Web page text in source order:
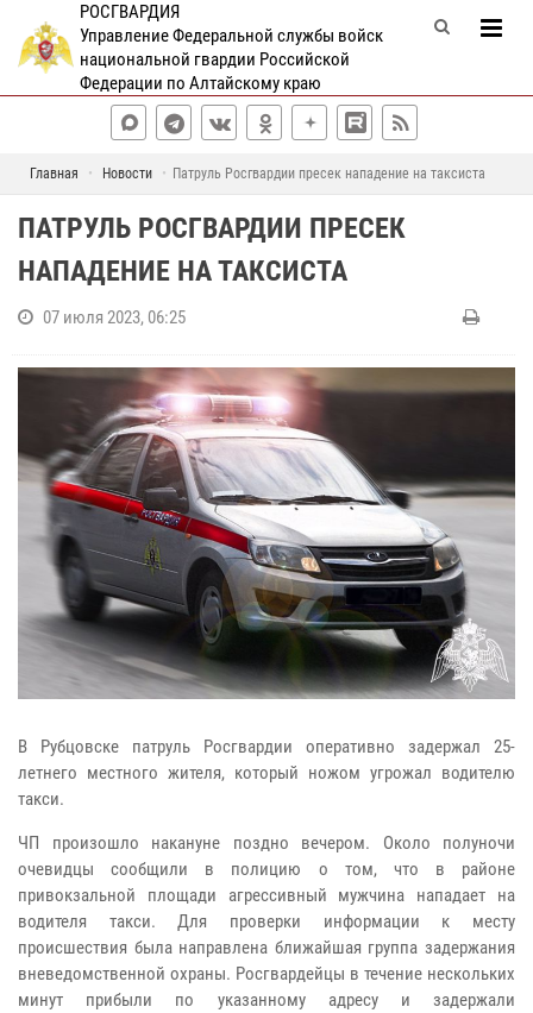
РОСГВАРДИЯ
Управление Федеральной службы войск
национальной гвардии Российской
Федерации по Алтайскому краю
Главная Новости Патруль Росгвардии пресек нападение на таксиста
ПАТРУЛЬ РОСГВАРДИИ ПРЕСЕК
НАПАДЕНИЕ НА ТАКСИСТА
07 июля 2023, 06:25
В Рубцовске патруль Росгвардии оперативно задержал 25-
летнего местного жителя, который ножом угрожал водителю
такси.
ЧП произошло накануне поздно вечером. Около полуночи
очевидцы сообщили в полицию о том, что в районе
привокзальной площади агрессивный мужчина нападает на
водителя такси. Для проверки информации к месту
происшествия была направлена ближайшая группа задержания
вневедомственной охраны. Росгвардейцы в течение нескольких
минут прибыли по указанному адресу и задержали